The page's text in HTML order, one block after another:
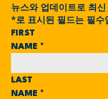
뉴스와 업데이트로 최
*로 표시된 필드는 필수
FIRST
NAME *
LAST
NAME *